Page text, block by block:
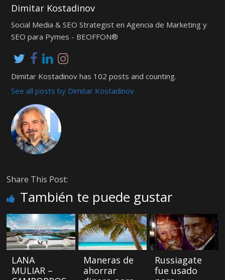
Dimitar Kostadinov
Social Media & SEO Strategist en Agencia de Marketing y
SEO para Pymes - BEOFFON®
Dimitar Kostadinov has 102 posts and counting.
See all posts by Dimitar Kostadinov
Share This Post:
También te puede gustar
LANA
MULIAR –
Maneras de
ahorrar
Russiagate
fue usado